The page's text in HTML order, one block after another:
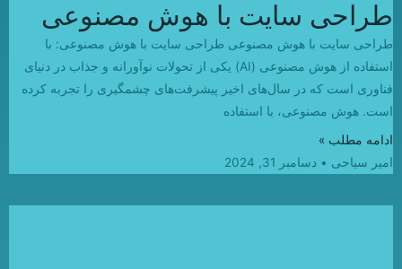
طراحی سایت با هوش مصنوعی
طراحی سایت با هوش مصنوعی طراحی سایت با هوش مصنوعی: با
استفاده از هوش مصنوعی (AI) یکی از تحولات نوآورانه و جذاب در دنیای
فناوری است که در سال‌های اخیر پیشرفت‌های چشمگیری را تجربه کرده
است. هوش مصنوعی، با استفاده
ادامه مطلب »
امیر سیاحی
دسامبر 31, 2024